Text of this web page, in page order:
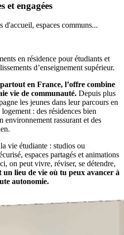
et engagées
d'accueil, espaces communs...
en résidence pour étudiants et
d’enseignement supérieur.
en France, l’offre combine
vie de communauté. Depuis plus
les jeunes dans leur parcours en
: des résidences bien
environnement rassurant et des
vie étudiante : studios ou
espaces partagés et animations
on peut vivre, réviser, se détendre,
un lieu de vie où tu peux avancer à
autonomie.